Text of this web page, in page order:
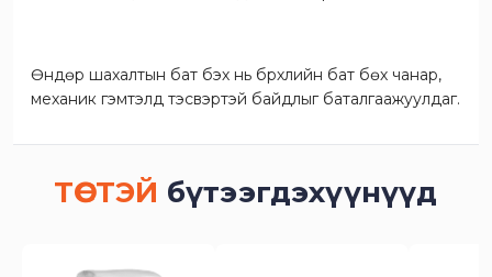
Өндөр шахалтын бат бэх нь бүрхүүлийн бат бөх чанар,
механик гэмтэлд тэсвэртэй байдлыг баталгаажуулдаг.
ТӨСТЭЙ бүтээгдэхүүнүүд